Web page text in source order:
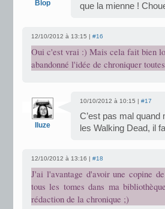
Blop
que la mienne !
12/10/2012 à 13:15 | #16
Oui c'est vrai :) Mais cela fait bien
abandonné l'idée de chroniquer
Iluze
10/10/2012 à 10:15 | #17
C’est pas mal quand
les Walking Dead, il
12/10/2012 à 13:16 | #18
J'ai l'avantage d'avoir une copine
tous les tomes dans ma
rédaction de la chronique ;)